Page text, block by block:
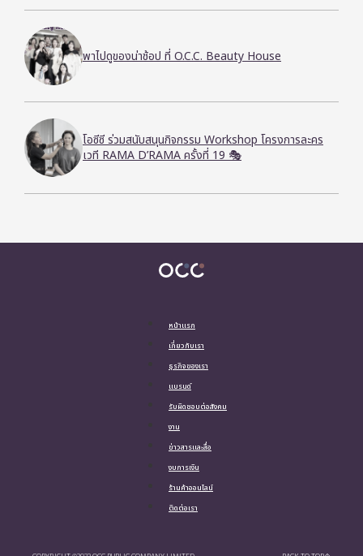
พาไปดูของน่าช้อป ที่ O.C.C. Beauty House
โอซีซี ร่วมสนับสนุนกิจกรรม Workshop โครงการละคร
เวที RAMA D’RAMA ครั้งที่ 19 🎭
หน้าแรก
เกี่ยวกับเรา
ธุรกิจของเรา
แบรนด์
รับผิดชอบต่อสังคม
งาน
ข่าวสารและสื่อ
งบการเงิน
ร้านค้าออนไลน์
ติดต่อเรา